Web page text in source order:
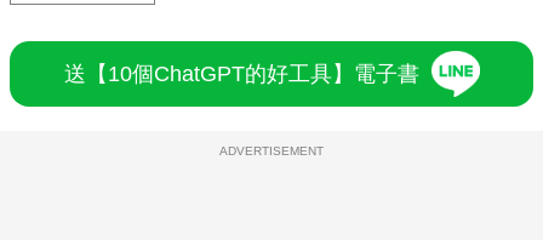
送【10個ChatGPT的好工具】電子書
ADVERTISEMENT